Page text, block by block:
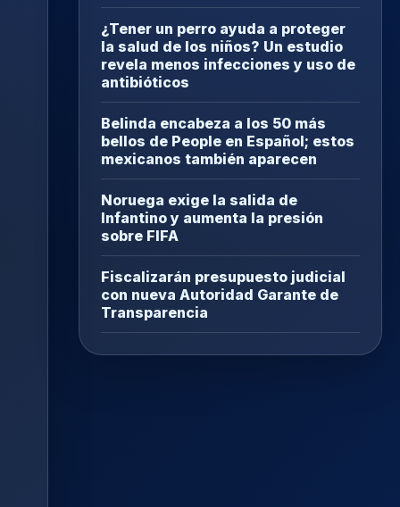
¿Tener un perro ayuda a proteger
la salud de los niños? Un estudio
revela menos infecciones y uso de
antibióticos
Belinda encabeza a los 50 más
bellos de People en Español; estos
mexicanos también aparecen
Noruega exige la salida de
Infantino y aumenta la presión
sobre FIFA
Fiscalizarán presupuesto judicial
con nueva Autoridad Garante de
Transparencia